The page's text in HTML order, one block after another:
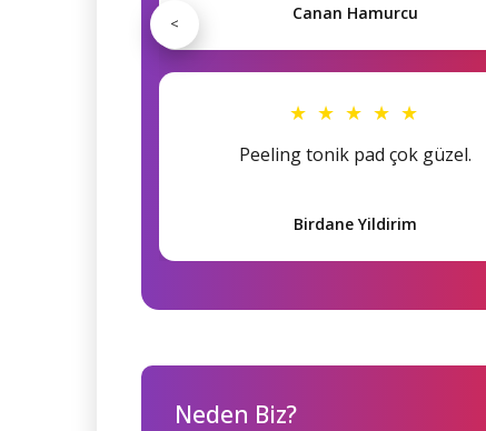
Canan Hamurcu
★ ★ ★ ★ ★
Peeling tonik pad çok güzel.
Birdane Yildirim
<
Neden Biz?